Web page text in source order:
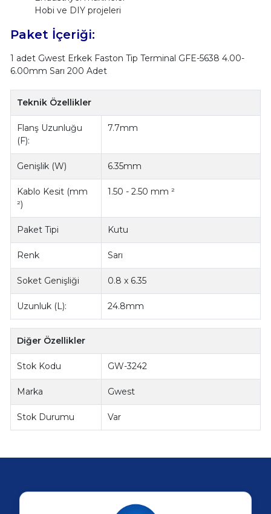
Hobi ve DIY projeleri
Paket İçeriği:
1 adet Gwest Erkek Faston Tip Terminal GFE-5638 4.00-
6.00mm Sarı 200 Adet
Teknik Özellikler
Flanş Uzunluğu
(F):
7.7mm
Genişlik (W) 6.35mm
Kablo Kesit (mm
²)
1.50 - 2.50 mm ²
Paket Tipi Kutu
Renk Sarı
Soket Genişliği 0.8 x 6.35
Uzunluk (L): 24.8mm
Diğer Özellikler
Stok Kodu GW-3242
Marka Gwest
Stok Durumu Var